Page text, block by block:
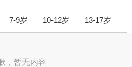
7-9岁 10-12岁 13-17岁
，暂无内容